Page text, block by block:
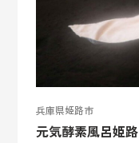
兵庫県姫路市
元気酵素風呂姫路